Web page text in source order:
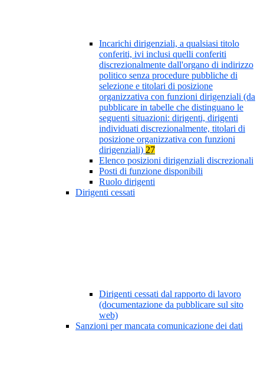
Incarichi dirigenziali, a qualsiasi titolo
conferiti, ivi inclusi quelli conferiti
discrezionalmente dall'organo di indirizzo
politico senza procedure pubbliche di
selezione e titolari di posizione
organizzativa con funzioni dirigenziali (da
pubblicare in tabelle che distinguano le
seguenti situazioni: dirigenti, dirigenti
individuati discrezionalmente, titolari di
posizione organizzativa con funzioni
dirigenziali) 27
Elenco posizioni dirigenziali discrezionali
Posti di funzione disponibili
Ruolo dirigenti
Dirigenti cessati
Dirigenti cessati dal rapporto di lavoro
(documentazione da pubblicare sul sito
web)
Sanzioni per mancata comunicazione dei dati